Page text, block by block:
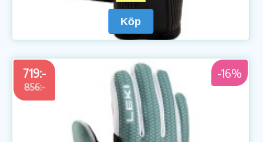
Köp
719:-
856:-
-16%